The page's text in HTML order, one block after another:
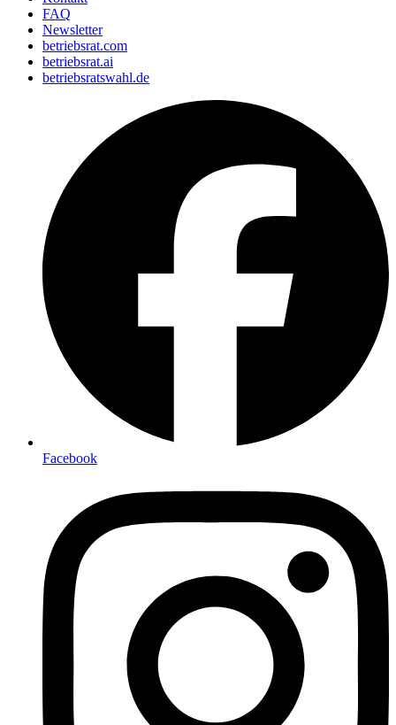
FAQ
Newsletter
betriebsrat.com
betriebsrat.ai
betriebsratswahl.de
Facebook